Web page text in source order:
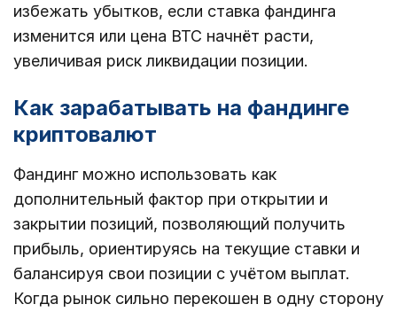
избежать убытков, если ставка фандинга
изменится или цена BTC начнёт расти,
увеличивая риск ликвидации позиции.
Как зарабатывать на фандинге
криптовалют
Фандинг можно использовать как
дополнительный фактор при открытии и
закрытии позиций, позволяющий получить
прибыль, ориентируясь на текущие ставки и
балансируя свои позиции с учётом выплат.
Когда рынок сильно перекошен в одну сторону